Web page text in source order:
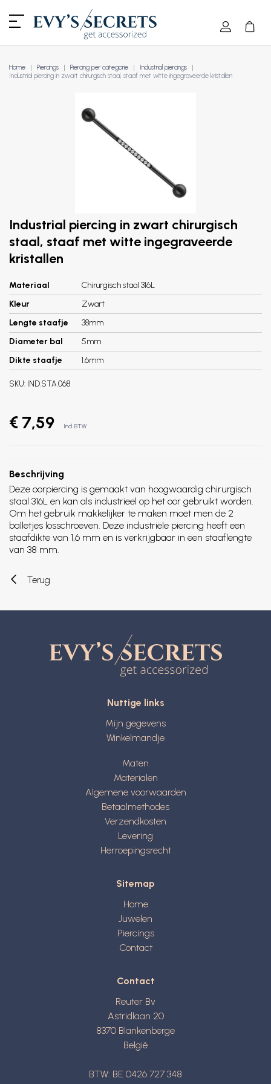
Home Piercings Piercing per categorie
Industrial piercings
Industrial piercing in zwart chirurgisch staal, staaf met witte ingegraveerde kristallen
Industrial piercing in zwart chirurgisch
staal, staaf met witte ingegraveerde
kristallen
Materiaal
Chirurgisch staal 316L
Kleur
Zwart
Lengte staafje
38mm
Diameter bal
5mm
Dikte staafje
1.6mm
SKU: IND.STA.068
€ 7,59 Incl. BTW
Beschrijving
Deze oorpiercing is gemaakt van hoogwaardig chirurgisch
staal 316L en kan als industrieel op het oor gebruikt worden.
Om het gebruik makkelijker te maken moet men de 2
balletjes losschroeven. Deze industriële piercing heeft een
staafdikte van 1,6 mm en is verkrijgbaar in een staaflengte
van 38 mm.
Terug
Nuttige links
Mijn gegevens
Winkelmandje
Maten
Materialen
Algemene voorwaarden
Betaalmethodes
Verzendkosten
Levering
Herroepingsrecht
Sitemap
Home
Juwelen
Piercings
Contact
Contact
Reuter Bv
Astridlaan 20
8370 Blankenberge
België
BTW: BE 0426 727 348